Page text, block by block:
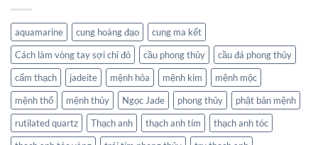
aquamarine cung hoàng đạo
cung ma kết
Cách làm vòng tay sợi chỉ đỏ
cầu phong thủy
cầu đá phong thủy
cẩm thạch
jadeite mệnh hỏa mệnh kim
mệnh mộc
mệnh thổ
mệnh thủy Ngọc Jade phong thủy
phật bản mệnh
rutilated quartz
Thạch anh thạch anh tím
thạch anh tóc